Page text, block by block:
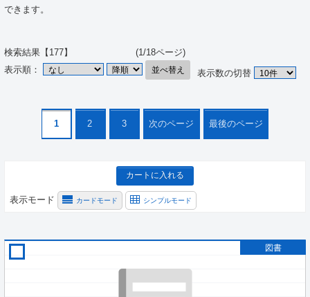
できます。
検索結果【177】 (1/18ページ)
表示順：
並べ替え 表示数の切替
1 2 3 次のページ 最後のページ
カートに入れる
表示モード カードモード シンプルモード
図書